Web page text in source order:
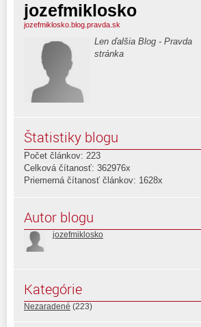
jozefmiklosko
jozefmiklosko.blog.pravda.sk
Len ďalšia Blog - Pravda
stránka
Štatistiky blogu
Počet článkov: 223
Celková čítanosť: 362976x
Priemerná čítanosť článkov: 1628x
Autor blogu
jozefmiklosko
Kategórie
Nezaradené (223)